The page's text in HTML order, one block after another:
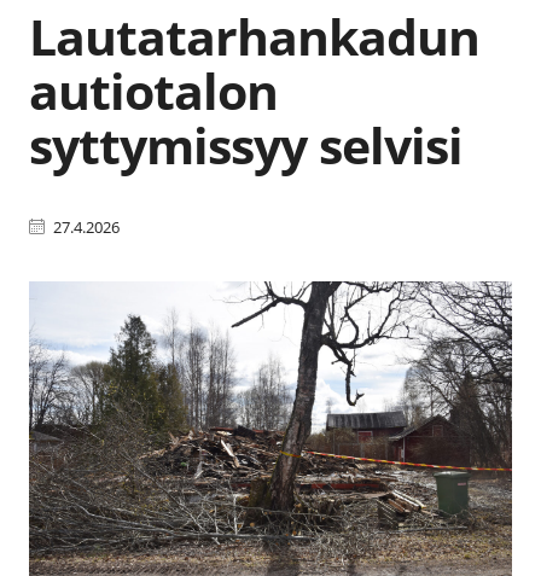
Lautatarhankadun
autiotalon
syttymissyy selvisi
27.4.2026